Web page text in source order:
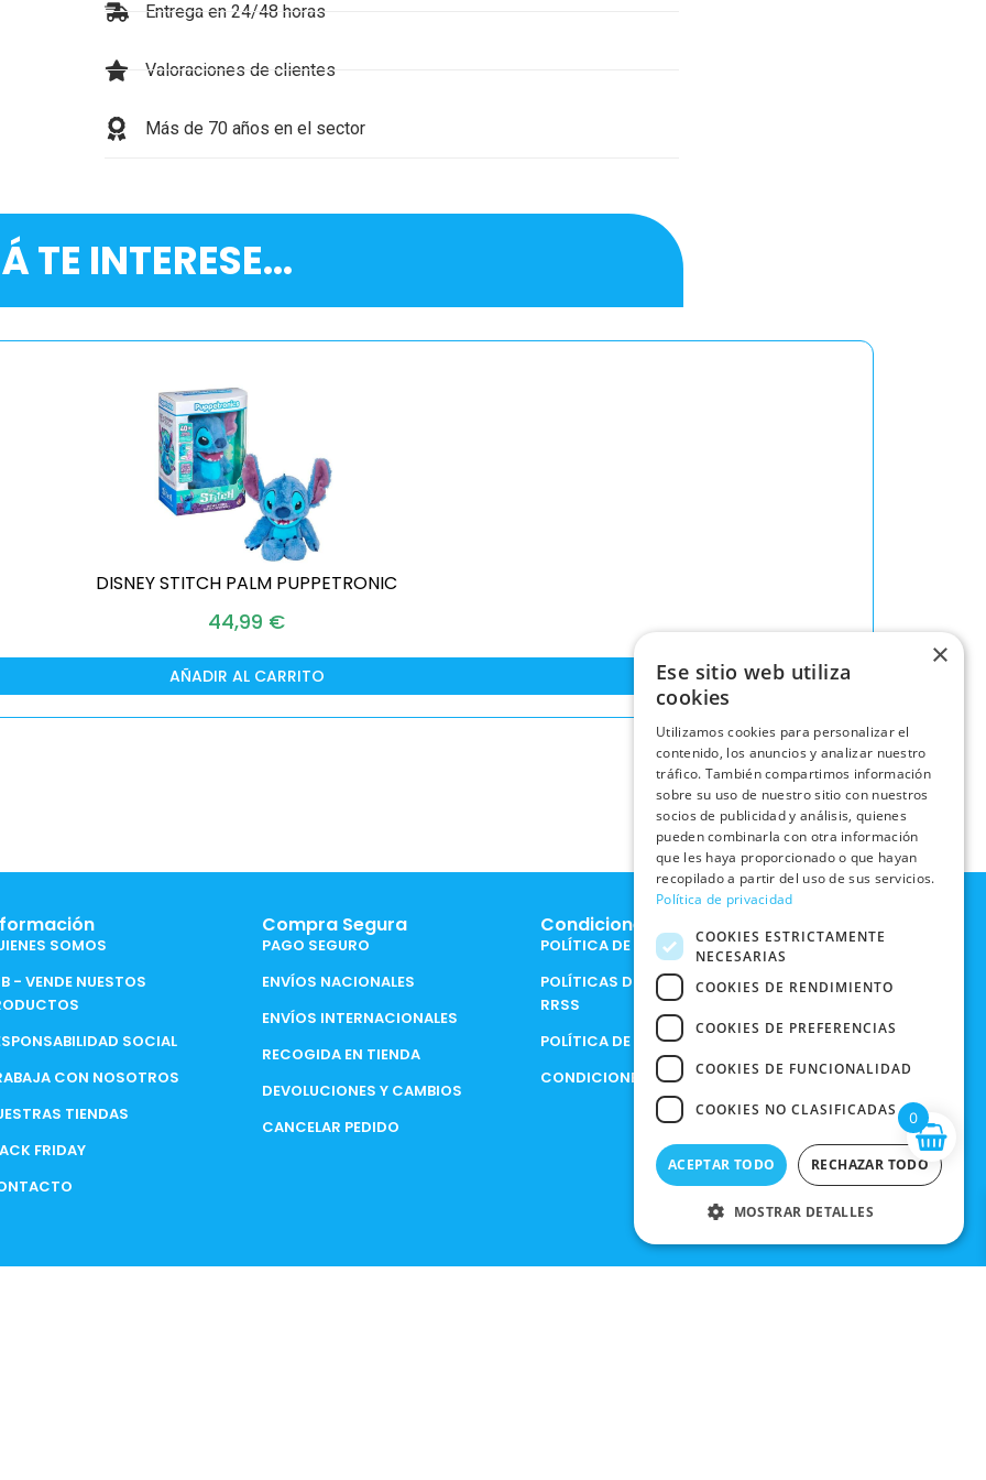
Entrega en 24/48 horas
Valoraciones de clientes
Más de 70 años en el sector
TE INTERESE...
DISNEY STITCH PALM PUPPETRONIC
44,99 €
AÑADIR AL CARRITO
SOMOS
- VENDE NUESTOS
SOCIAL
CON NOSOTROS
TIENDAS
FRIDAY
Compra Segura
PAGO SEGURO
ENVÍOS NACIONALES
ENVÍOS INTERNACIONALES
RECOGIDA EN TIENDA
DEVOLUCIONES Y CAMBIOS
CANCELAR PEDIDO
Condiciones Legales
POLÍTICA DE COOKIES
POLÍTICAS DE PRIVACIDAD EN
RRSS
POLÍTICA DE PRIVACIDAD
CONDICIONES DE COMPRA
0
×
Ese sitio web utiliza
cookies
Utilizamos cookies para personalizar el
contenido, los anuncios y analizar nuestro
tráfico. También compartimos información
sobre su uso de nuestro sitio con nuestros
socios de publicidad y análisis, quienes
pueden combinarla con otra información
que les haya proporcionado o que hayan
recopilado a partir del uso de sus servicios.
Política de privacidad
COOKIES ESTRICTAMENTE
NECESARIAS
COOKIES DE RENDIMIENTO
COOKIES DE PREFERENCIAS
COOKIES DE FUNCIONALIDAD
COOKIES NO CLASIFICADAS
ACEPTAR TODO RECHAZAR TODO
MOSTRAR DETALLES